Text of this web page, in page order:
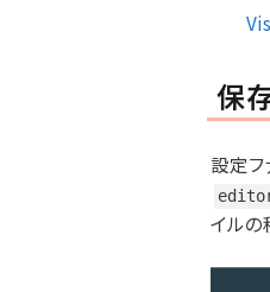
保
設定フ
イルの